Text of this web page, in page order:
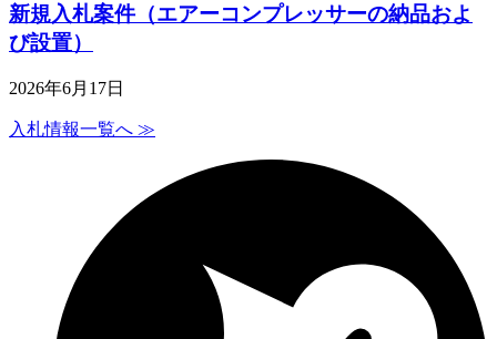
新規入札案件（エアーコンプレッサーの納品およ
び設置）
2026年6月17日
入札情報一覧へ ≫